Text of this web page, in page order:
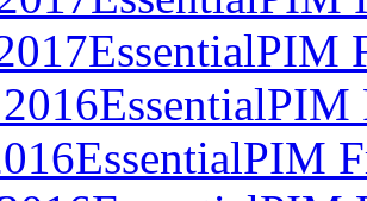
EssentialPIM
EssentialPIM
EssentialPIM